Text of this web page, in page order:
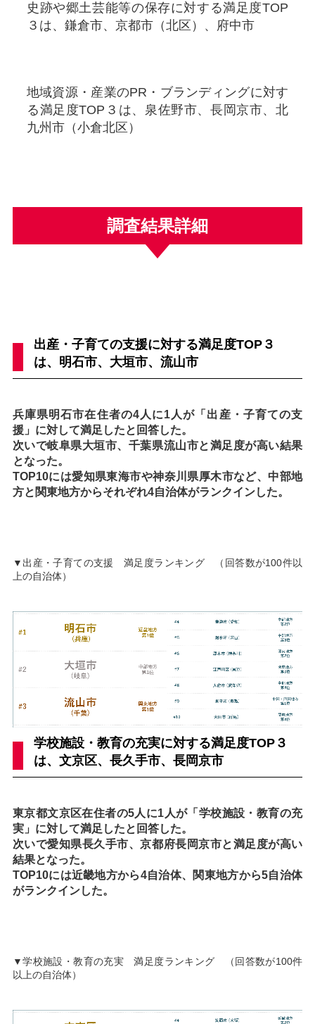
史跡や郷土芸能等の保存に対する満足度TOP
３は、鎌倉市、京都市（北区）、府中市
地域資源・産業のPR・ブランディングに対す
る満足度TOP３は、泉佐野市、長岡京市、北
九州市（小倉北区）
調査結果詳細
出産・子育ての支援に対する満足度TOP３
は、明石市、大垣市、流山市
兵庫県明石市在住者の4人に1人が「出産・子育ての支
援」に対して満足したと回答した。
次いで岐阜県大垣市、千葉県流山市と満足度が高い結果
となった。
TOP10には愛知県東海市や神奈川県厚木市など、中部地
方と関東地方からそれぞれ4自治体がランクインした。
▼出産・子育ての支援 満足度ランキング （回答数が100件以
上の自治体）
学校施設・教育の充実に対する満足度TOP３
は、文京区、長久手市、長岡京市
東京都文京区在住者の5人に1人が「学校施設・教育の充
実」に対して満足したと回答した。
次いで愛知県長久手市、京都府長岡京市と満足度が高い
結果となった。
TOP10には近畿地方から4自治体、関東地方から5自治体
がランクインした。
▼学校施設・教育の充実 満足度ランキング （回答数が100件
以上の自治体）